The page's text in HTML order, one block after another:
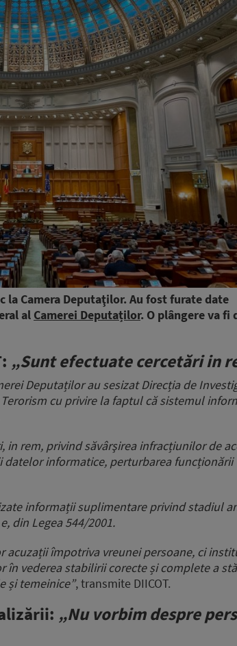
la Camera Deputaţilor. Au fost furate date
al Camerei Deputaților. O plângere va fi
„Sunt efectuate cercetări in
Deputaților au sesizat Direcția de
cu privire la faptul că sistemul
rem, privind săvârşirea infracțiunilor de
informatice, perturbarea funcționării
informații suplimentare privind stadiul
din Legea 544/2001.
acuzații împotriva vreunei persoane, ci
vederea stabilirii corecte și complete a
și temeinice”, transmite DIICOT.
„Nu vorbim despre